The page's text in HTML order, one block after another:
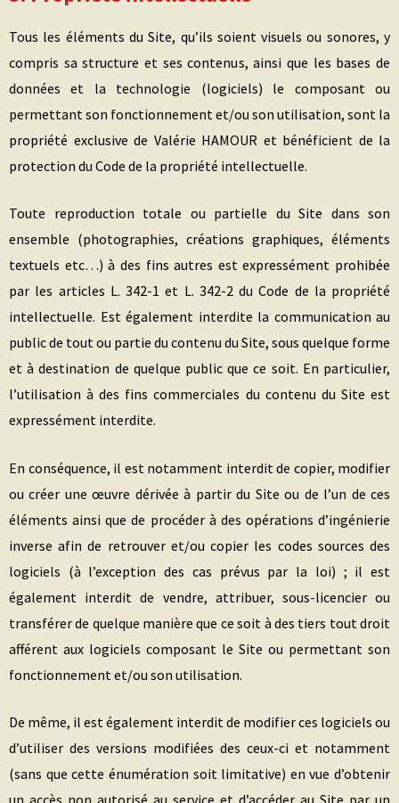
Tous les éléments du Site, qu’ils soient visuels ou sonores, y
compris sa structure et ses contenus, ainsi que les bases de
données et la technologie (logiciels) le composant ou
permettant son fonctionnement et/ou son utilisation, sont la
propriété exclusive de Valérie HAMOUR et bénéficient de la
protection du Code de la propriété intellectuelle.
Toute reproduction totale ou partielle du Site dans son
ensemble (photographies, créations graphiques, éléments
textuels etc…) à des fins autres est expressément prohibée
par les articles L. 342-1 et L. 342-2 du Code de la propriété
intellectuelle. Est également interdite la communication au
public de tout ou partie du contenu du Site, sous quelque forme
et à destination de quelque public que ce soit. En particulier,
l’utilisation à des fins commerciales du contenu du Site est
expressément interdite.
En conséquence, il est notamment interdit de copier, modifier
ou créer une œuvre dérivée à partir du Site ou de l’un de ces
éléments ainsi que de procéder à des opérations d’ingénierie
inverse afin de retrouver et/ou copier les codes sources des
logiciels (à l’exception des cas prévus par la loi) ; il est
également interdit de vendre, attribuer, sous-licencier ou
transférer de quelque manière que ce soit à des tiers tout droit
afférent aux logiciels composant le Site ou permettant son
fonctionnement et/ou son utilisation.
De même, il est également interdit de modifier ces logiciels ou
d’utiliser des versions modifiées des ceux-ci et notamment
(sans que cette énumération soit limitative) en vue d’obtenir
un accès non autorisé au service et d’accéder au Site par un